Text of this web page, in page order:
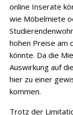
online Inserate
wie Möbelmiete
hohen Preise am
könnte. Da die
Auswirkung auf
hier zu einer
kommen.
Trotz der